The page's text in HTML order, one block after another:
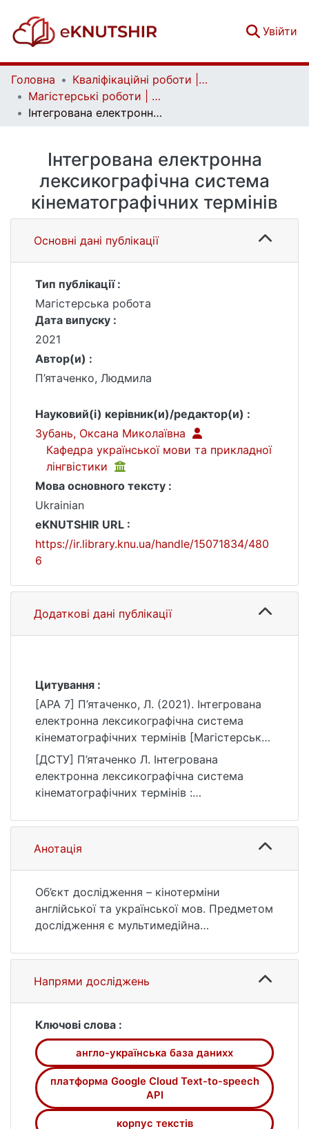
Увійти
Головна
Кваліфікаційні роботи | Qualifying works
Магістерські роботи | Master's theses
Інтегрована електронна лексикографічна система кінематографічних термінів
Інтегрована електронна
лексикографічна система
кінематографічних термінів
Основні дані публікації
Тип публікації :
Магістерська робота
Дата випуску :
2021
Автор(и) :
П’ятаченко, Людмила
Науковий(і) керівник(и)/редактор(и) :
Зубань, Оксана Миколаївна
Кафедра української мови та прикладної
лінгвістики
Мова основного тексту :
Ukrainian
eKNUTSHIR URL :
https://ir.library.knu.ua/handle/15071834/480
6
Додаткові дані публікації
Цитування :
[APA 7] П’ятаченко, Л. (2021). Інтегрована
електронна лексикографічна система
кінематографічних термінів [Магістерська
робота, Київський національний
університет імені Тараса Шевченка].
eKNUTSHIR.
https://ir.library.knu.ua/handle/15071834/480
6
[ДСТУ] П’ятаченко Л. Інтегрована
електронна лексикографічна система
кінематографічних термінів :
Гуманітарні науки / наук. кер. О. М. Зубань.
Київ, 2021. 96 с. URL:
https://ir.library.knu.ua/handle/15071834/480
Анотація
Об’єкт дослідження – кінотерміни
англійської та української мов. Предметом
дослідження є мультимедійна
кінотерміносистем англійської та
української мов, в аспекті тлумачного,
перекладного та аудіо модулів.
електронну мультимедійну
лексикографічну систему з
кінотермінологїї.
У роботі проведено проєктування
двомовної англо-української бази даних
кінематографічних термінів.; створення
системи перевірки орфографії
Напрями досліджень
Ключові слова :
англо-українська база данихх
платформа Google Cloud Text-to-speech
API
корпус текстів